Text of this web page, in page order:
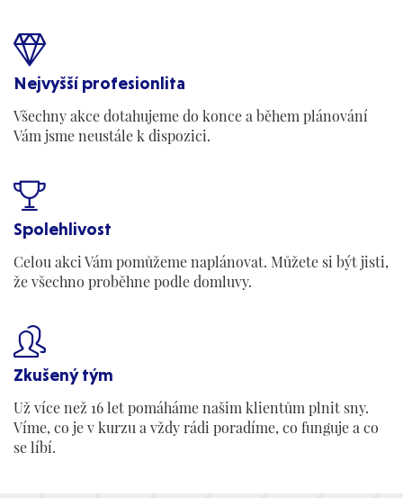

Nejvyšší profesionlita
Všechny akce dotahujeme do konce a během plánování
Vám jsme neustále k dispozici.

Spolehlivost
Celou akci Vám pomůžeme naplánovat. Můžete si být jisti,
že všechno proběhne podle domluvy.

Zkušený tým
Už více než 16 let pomáháme našim klientům plnit sny.
Víme, co je v kurzu a vždy rádi poradíme, co funguje a co
se líbí.